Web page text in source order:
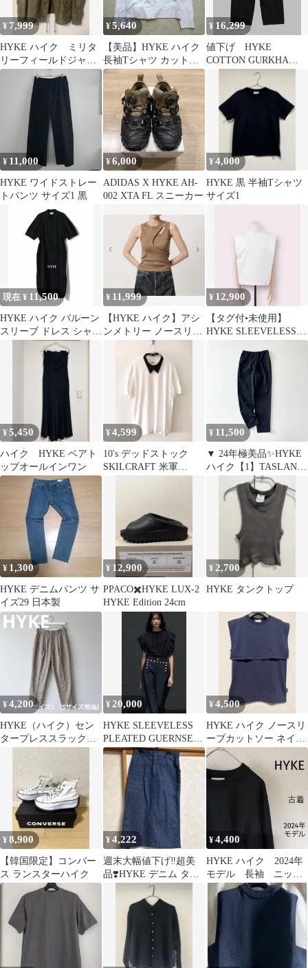
¥ 7,999
HYKE ハイク ミリタ
リーフィールドジャケ
ット
¥5,640
【美品】HYKE ハイク
長袖Tシャツ カットソ
ー ホワイト 白 日本製
¥ 16,299
値下げ HYKE
COTTON GURKHA
¥ 11,000
HYKE ワイドストレー
トパンツ サイズ1 黒
¥6,000
ADIDAS X HYKE AH-
002 XTA FL スニーカー
¥4,000
HYKE 黒 半袖Tシャツ
サイズ1
現在 ¥ 11,500
HYKE ハイク バルーン
スリーブ ドレス シャツ
ワンピース 24ss
¥ 11,999
【HYKE ハイク】アシ
ンメトリー ノースリー
ブ カットソー ブラウン
¥ 12,900
【タグ付•未使用】
HYKE SLEEVELESS
¥5,450
ハイク HYKE ベアト
ップオールインワン
¥4,599
10's デッドストック
SKILCRAFT 米軍
¥ 11,500
▼ 24年極美品✨HYKE
ハイク【1】TASLAN
TAPERED PANTS
¥ 1,300
HYKE デニムパンツ サ
イズ29 日本製
¥ 12,900
PPACO✖️HYKE LUX-2
HYKE Edition 24cm
¥2,700
HYKE タンクトップ
¥4,200
HYKE（ハイク）セン
タープレススラックス
¥ 20,000
HYKE SLEEVELESS
PLEATED GUERNSEY
KNIT黒
¥4,500
HYKE ハイク ノースリ
ーブカットソー ネイビ
ー サイズ1
¥8,900
【韓国限定】コンバー
ス ランスターハイク
¥4,222
週末大幅値下げ‼️超美
品❣️HYKE デニム タイ
トスカート サイズ1
¥4,400
HYKE ハイク 2024年
モデル 長袖 ニッ
ト クロップド ブラ
ック サイズ2